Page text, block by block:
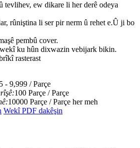
tevlihev, ew dikare li her derê odeya
rûniştina li ser pir nerm û rehet e.Û ji bo
pembû cover.
ku hûn dixwazin vebijark bikin.
rasterast
- 9,999 / Parçe
100 Parçe / Parçe
10000 Parçe / Parçe her meh
Wekî PDF dakêşin